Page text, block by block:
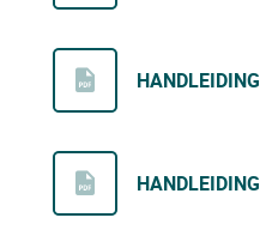
HANDLEIDING
HANDLEIDING